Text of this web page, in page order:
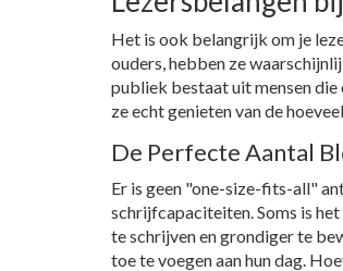
Het is ook belangrijk om je
ouders, hebben ze
publiek bestaat uit mensen
ze echt genieten van de
De Perfecte Aantal
Er is geen "one-size-fits-all"
schrijfcapaciteiten. Soms is
te schrijven en grondiger te
toe te voegen aan hun dag.